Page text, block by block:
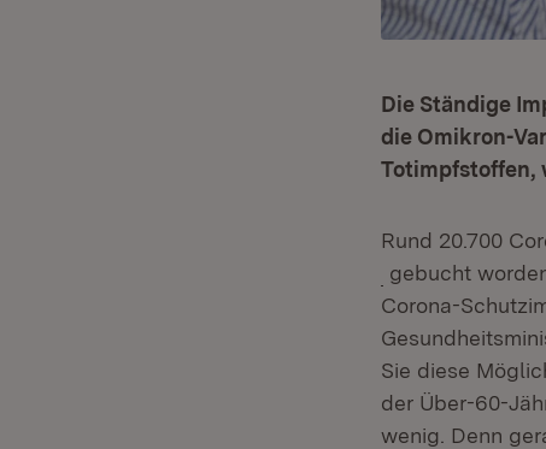
Die Ständige
die Omikron-
Totimpfstoffen,
Rund 20.700
(Öffnet in
gebucht
Corona-
Sie diese
der Über-60-
wenig. Denn